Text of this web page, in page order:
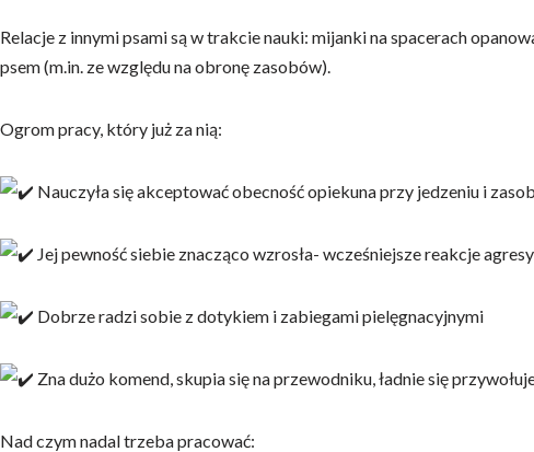
Relacje z innymi psami są w trakcie nauki: mijanki na spacerach
psem (m.in. ze względu na obronę zasobów).
Ogrom pracy, który już za nią:
Nauczyła się akceptować obecność opiekuna przy jedzeniu i
Jej pewność siebie znacząco wzrosła- wcześniejsze reakcje
Dobrze radzi sobie z dotykiem i zabiegami pielęgnacyjnymi
Zna dużo komend, skupia się na przewodniku, ładnie się
Nad czym nadal trzeba pracować: